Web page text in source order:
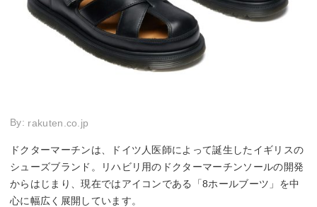
By: rakuten.co.jp
ドクターマーチンは、ドイツ人医師によって誕生したイギリスの
シューズブランド。リハビリ用のドクターマーチンソールの開発
からはじまり、現在ではアイコンである「8ホールブーツ」を中
心に幅広く展開しています。